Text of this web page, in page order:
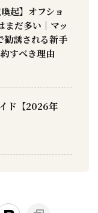
起】オフショ
まだ多い｜マッ
勧誘される新手
すべき理由
ド【2026年